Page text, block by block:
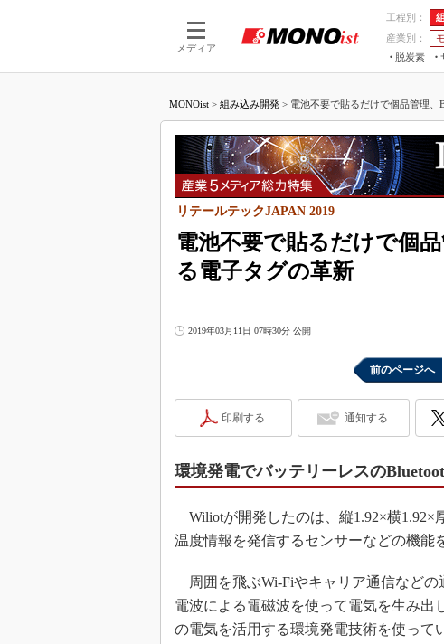
メディア
工程別：
産業別：
脱炭素
つながる工場
つながるサービス
AI×設備保全
Physical AI
MONOist > 組み込み開発 > 電池不要で貼るだけで個品管理、
電池不要で貼るだけで個
る電子タグの革新
リテールテックJAPAN 2019
2019年03月11日 07時30分 公開
前のページへ
印刷する 通知する
環境発電でバッテリーレスの
Wiliotが開発したのは、縦1.92×横1.92×
温度情報を発信するセンサーなどの機能
周囲を飛ぶWi-Fiやキャリア通信などの
電波による電磁波を使って電気を生み出
の電気を活用する環境発電技術を使って